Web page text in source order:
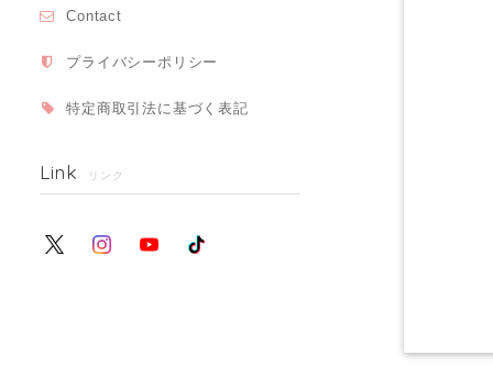
Contact
プライバシーポリシー
特定商取引法に基づく表記
Link リンク